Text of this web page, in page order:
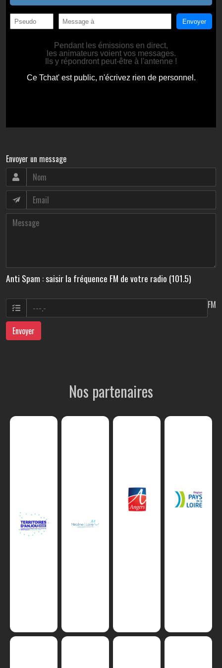
Envoyer un message
Anti Spam : saisir la fréquence FM de votre radio (101.5)
FM
Envoyer
Nos partenaires